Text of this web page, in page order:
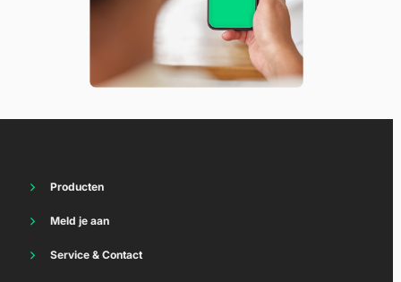
Producten
Internet
Meld je aan
Service & Contact